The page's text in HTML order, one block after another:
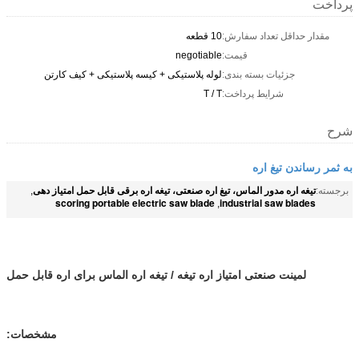
پرداخت
مقدار حداقل تعداد سفارش:10 قطعه
قیمت:negotiable
جزئیات بسته بندی:لوله پلاستیکی + کیسه پلاستیکی + کیف کارتن
شرایط پرداخت:T / T
شرح
به ثمر رساندن تیغ ​​اره
برجسته:تیغه اره مدور الماس، تیغ اره صنعتی، تیغه اره برقی قابل حمل امتیاز دهی,
industrial saw blades
,
scoring portable electric saw blade
لمینت صنعتی امتیاز اره تیغه / تیغه اره الماس برای اره قابل حمل
مشخصات: